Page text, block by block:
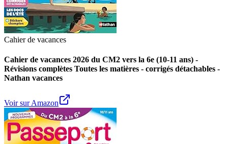
Cahier de vacances
Cahier de vacances 2026 du CM2 vers la 6e (10-11 ans) -
Révisions complètes Toutes les matières - corrigés détachables -
Nathan vacances
Voir sur Amazon